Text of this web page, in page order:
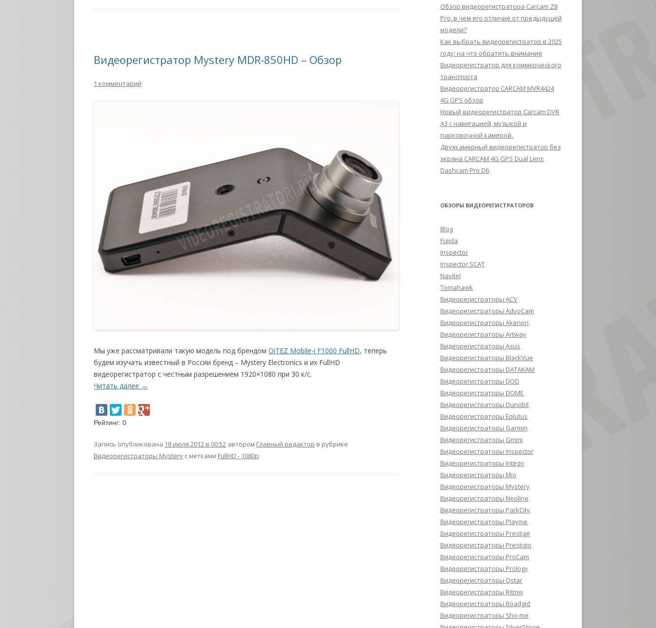
Видеорегистратор Mystery MDR-850HD – Обзор
1 комментарий
Мы уже рассматривали такую модель под брендом OiTEZ Mobile-i F1000 FullHD, теперь
будем изучать известный в России бренд – Mystery Electronics и их FullHD
видеорегистратор с честным разрешением 1920×1080 при 30 к/с.
Читать далее →
Рейтинг: 0
Запись опубликована 18 июля 2012 в 00:52 автором Главный редактор в рубрике
Видеорегистраторы Mystery с метками FullHD - 1080p.
Обзор видеорегистратора Carcam Z8
Pro: в чем его отличие от предыдущей
модели?
Как выбрать видеорегистратор в 2025
году: на что обратить внимание
Видеорегистратор для коммерческого
транспорта
Видеорегистратор CARCAM MVR4424
4G GPS обзор
Новый видеорегистратор Carcam DVR
A3 с навигацией, музыкой и
парковочной камерой.
Двухкамерный видеорегистратор без
экрана CARCAM 4G GPS Dual Lens
Dashcam Pro D6
ОБЗОРЫ ВИДЕОРЕГИСТРАТОРОВ
Blog
Fujida
Inspector
Inspector SCAT
Navitel
Tomahawk
Видеорегистраторы ACV
Видеорегистраторы AdvoCam
Видеорегистраторы Akenori
Видеорегистраторы Artway
Видеорегистраторы Asus
Видеорегистраторы BlackVue
Видеорегистраторы DATAKAM
Видеорегистраторы DOD
Видеорегистраторы DOME
Видеорегистраторы Dunobil
Видеорегистраторы Eplutus
Видеорегистраторы Garmin
Видеорегистраторы Gmini
Видеорегистраторы Inspector
Видеорегистраторы Intego
Видеорегистраторы Mio
Видеорегистраторы Mystery
Видеорегистраторы Neoline
Видеорегистраторы ParkCity
Видеорегистраторы Playme
Видеорегистраторы Prestige
Видеорегистраторы Prestigio
Видеорегистраторы ProCam
Видеорегистраторы Prology
Видеорегистраторы Qstar
Видеорегистраторы Ritmix
Видеорегистраторы Roadgid
Видеорегистраторы Sho-me